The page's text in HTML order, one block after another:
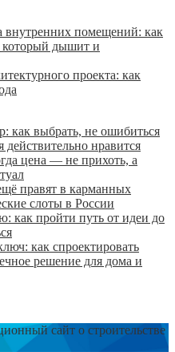
внутренних помещений: как
который дышит и
проекта: как
как выбрать, не ошибиться
нравится
цена — не прихоть, а
правят в карманных
слоты в России
как пройти путь от идеи до
как спроектировать
решение для дома и
сайт о строительстве